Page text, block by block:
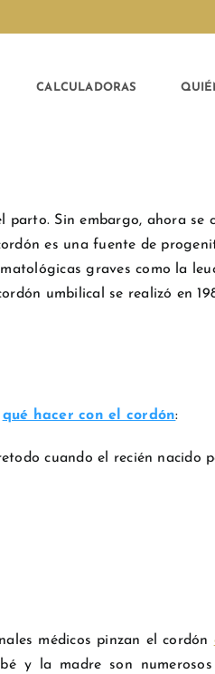
CALCULADORAS
parto. Sin embargo, ahora se
es una fuente de
graves como la
umbilical se realizó en
qué hacer con el cordón:
cuando el recién nacido
médicos pinzan el cordón
y la madre son